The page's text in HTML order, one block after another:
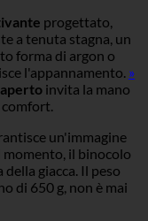
progettato,
a tenuta stagna, un
forma di argon o
l'appannamento. »
invita la mano
un'immagine
momento, il binocolo
giacca. Il peso
di 650 g, non è mai